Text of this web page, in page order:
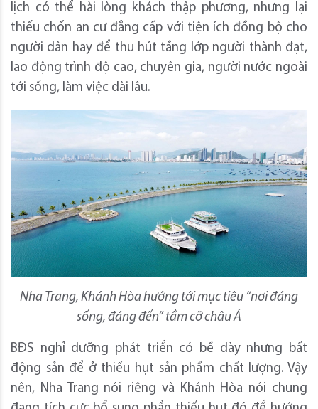
lịch có thể hài lòng khách thập phương, nhưng lại
thiếu chốn an cư đẳng cấp với tiện ích đồng bộ cho
người dân hay để thu hút tầng lớp người thành đạt,
lao động trình độ cao, chuyên gia, người nước ngoài
tới sống, làm việc dài lâu.
Nha Trang, Khánh Hòa hướng tới mục tiêu “nơi đáng
sống, đáng đến” tầm cỡ châu Á
BĐS nghỉ dưỡng phát triển có bề dày nhưng bất
động sản để ở thiếu hụt sản phẩm chất lượng. Vậy
nên, Nha Trang nói riêng và Khánh Hòa nói chung